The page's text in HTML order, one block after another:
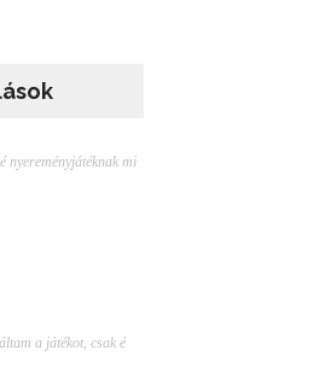
nyereményjátéknak mi
a játékot, csak é